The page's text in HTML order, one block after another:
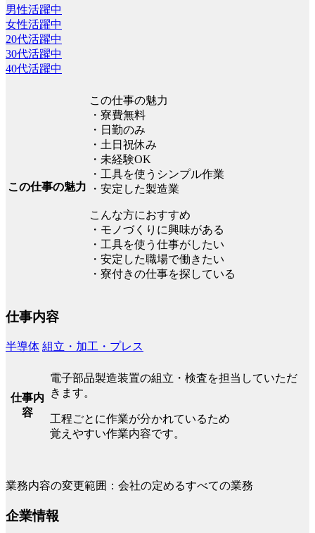
男性活躍中
女性活躍中
20代活躍中
30代活躍中
40代活躍中
この仕事の魅力
この仕事の魅力
・寮費無料
・日勤のみ
・土日祝休み
・未経験OK
・工具を使うシンプル作業
・安定した製造業
こんな方におすすめ
・モノづくりに興味がある
・工具を使う仕事がしたい
・安定した職場で働きたい
・寮付きの仕事を探している
仕事内容
半導体 組立・加工・プレス
仕事内
容
電子部品製造装置の組立・検査を担当していただ
きます。
工程ごとに作業が分かれているため
覚えやすい作業内容です。
業務内容の変更範囲：会社の定めるすべての業務
企業情報